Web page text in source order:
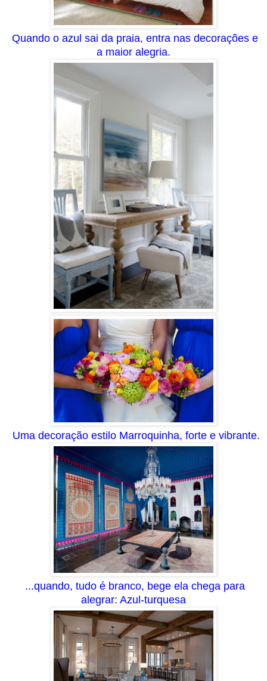
Quando o azul sai da praia, entra nas decorações e
a maior alegria.
Uma decoração estilo Marroquinha, forteevibrante.
...quando, tudo é branco, bege ela chega para
alegrar: Azul-turquesa